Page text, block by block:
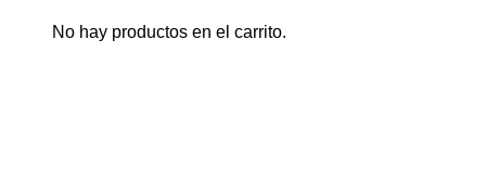
No hay productos en el carrito.
$1.062.492